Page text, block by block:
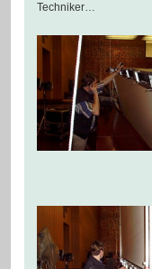
Techniker…